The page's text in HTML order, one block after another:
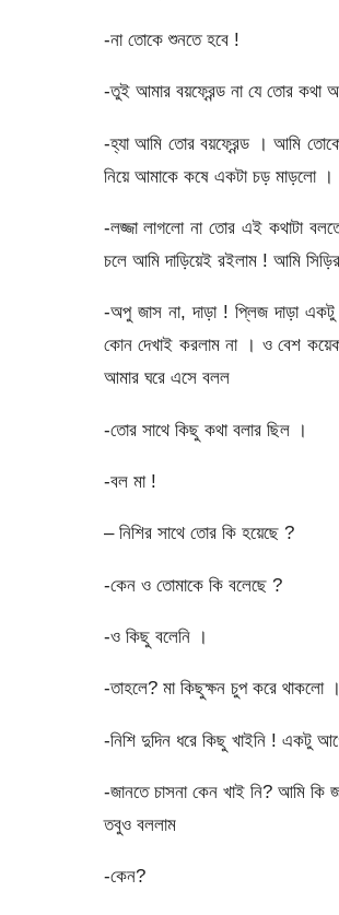
-না তোকে শুনতে হবে !
-তুই আমার বয়ফ্রেন্ড না যে তোর কথা
-হ্যা আমি তোর বয়ফ্রেন্ড । আমি
নিয়ে আমাকে কষে একটা চড় মাড়লো ।
-লজ্জা লাগলো না তোর এই কথাটা
চলে আমি দাড়িয়েই রইলাম ! আমি সিড়ির
-অপু জাস না, দাড়া ! প্লিজ দাড়া
কোন দেখাই করলাম না । ও বেশ
আমার ঘরে এসে বলল
-তোর সাথে কিছু কথা বলার ছিল ।
-বল মা !
– নিশির সাথে তোর কি হয়েছে ?
-কেন ও তোমাকে কি বলেছে ?
-ও কিছু বলেনি ।
-তাহলে? মা কিছুক্ষন চুপ করে থাকলো
-নিশি দুদিন ধরে কিছু খাইনি ! একটু
-জানতে চাসনা কেন খাই নি? আমি
তবুও বললাম
-কেন?